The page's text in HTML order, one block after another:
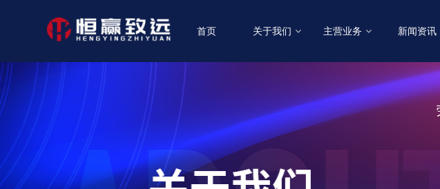
首页 关于我们 主营业务 新闻资讯